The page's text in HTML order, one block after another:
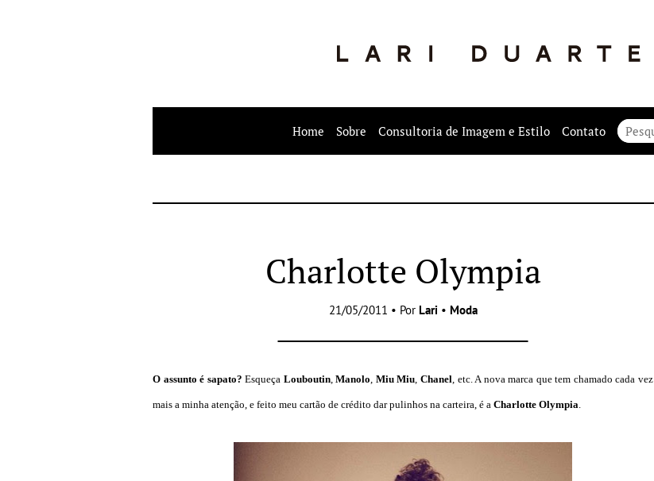
Home Sobre Consultoria de Imagem e Estilo Contato
Charlotte Olympia
21/05/2011 • Por Lari • Moda
O assunto é sapato? Esqueça Louboutin,Manolo, Miu Miu,Chanel, etc. A nova marca que tem chamado cada vez
mais a minha atenção, e feito meu cartão de crédito dar pulinhos na carteira, é a Charlotte Olympia.